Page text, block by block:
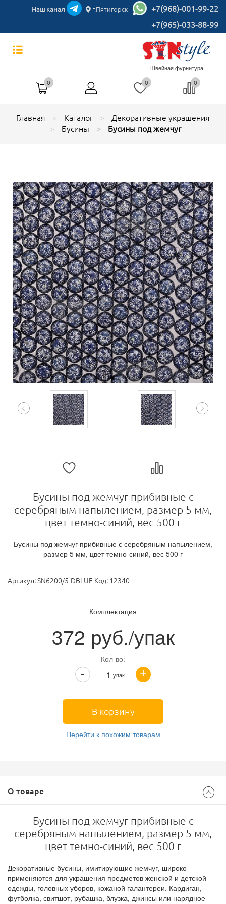
Наш канал г.Пятигорск
+7(968)-001-99-22
+7(965)-033-88-99
Швейная фурнитура
0 0 0
Главная Каталог
Декоративные украшения
Бусины
Бусины под жемчуг
Бусины под жемчуг прибивные с
серебряным напылением, размер 5 мм,
цвет темно-синий, вес 500 г
Бусины под жемчуг прибивные с серебряным напылением,
размер 5 мм, цвет темно-синий, вес 500 г
Артикул:SN6200/5-DBLUE Код: 12340
Комплектация
372 руб./упак
Кол-во:
упак +
-
В корзину
Перейти к похожим товарам
О товаре
Бусины под жемчуг прибивные с
серебряным напылением, размер 5 мм,
цвет темно-синий, вес 500 г
Декоративные бусины, имитирующие жемчуг, широко
применяются для украшения предметов женской и детской
одежды, головных уборов, кожаной галантереи. Кардиган,
футболка, свитшот, рубашка, блузка, джинсы или нарядное